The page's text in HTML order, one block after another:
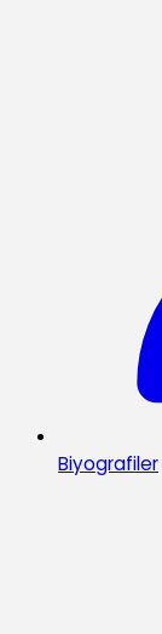
Biyografiler